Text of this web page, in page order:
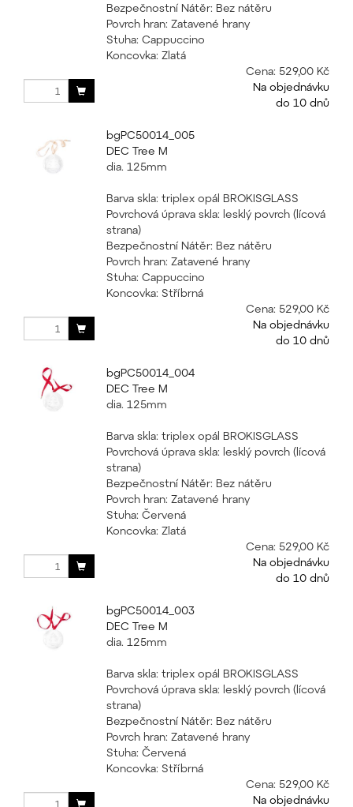
Bezpečnostní Nátěr: Bez nátěru
Povrch hran: Zatavené hrany
Stuha: Cappuccino
Koncovka: Zlatá
Cena: 529,00 Kč
Na objednávku
do 10 dnů
bgPC50014_005
DEC Tree M
dia. 125mm
Barva skla: triplex opál BROKISGLASS
Povrchová úprava skla: lesklý povrch (lícová
strana)
Bezpečnostní Nátěr: Bez nátěru
Povrch hran: Zatavené hrany
Stuha: Cappuccino
Koncovka: Stříbrná
Cena: 529,00 Kč
Na objednávku
do 10 dnů
bgPC50014_004
DEC Tree M
dia. 125mm
Barva skla: triplex opál BROKISGLASS
Povrchová úprava skla: lesklý povrch (lícová
strana)
Bezpečnostní Nátěr: Bez nátěru
Povrch hran: Zatavené hrany
Stuha: Červená
Koncovka: Zlatá
Cena: 529,00 Kč
Na objednávku
do 10 dnů
bgPC50014_003
DEC Tree M
dia. 125mm
Barva skla: triplex opál BROKISGLASS
Povrchová úprava skla: lesklý povrch (lícová
strana)
Bezpečnostní Nátěr: Bez nátěru
Povrch hran: Zatavené hrany
Stuha: Červená
Koncovka: Stříbrná
Cena: 529,00 Kč
Na objednávku